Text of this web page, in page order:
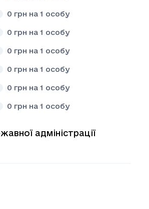
0 грн на 1 особу
0 грн на 1 особу
0 грн на 1 особу
0 грн на 1 особу
0 грн на 1 особу
0 грн на 1 особу
адміністрації